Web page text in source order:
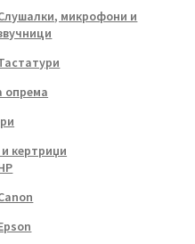
микрофони и
опрема
кертриџи